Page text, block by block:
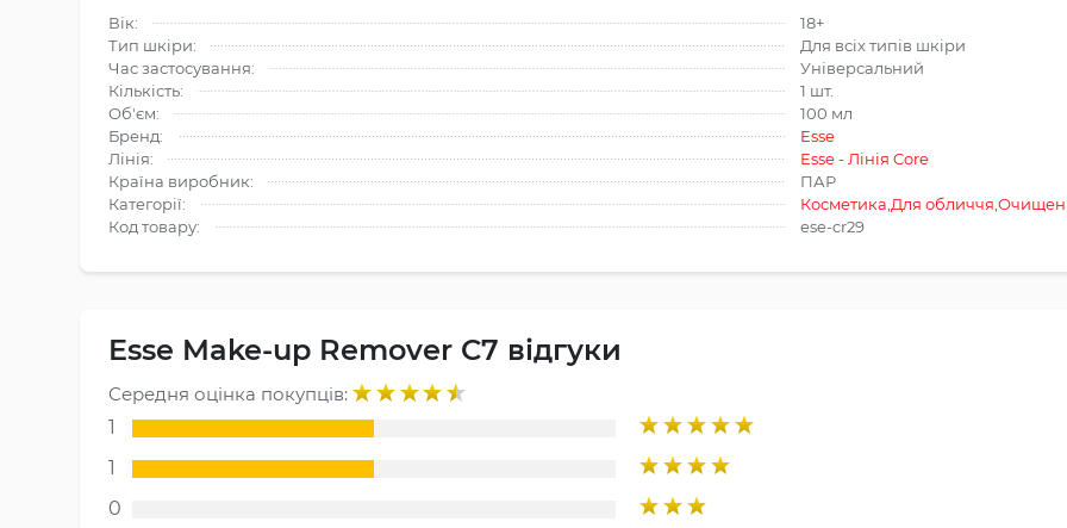
Вік:
18+
Тип шкіри:
Для всіх типів шкіри
Час застосування:
Універсальний
Кількість:
1 шт.
Об'єм:
100 мл
Бренд:
Esse
Лінія:
Esse - Лінія Core
Країна виробник:
ПАР
Категорії:
Косметика,Для обличчя,
Код товару:
ese-cr29
Esse Make-up Remover C7 відгуки
Середня оцінка покупців:
1
1
0